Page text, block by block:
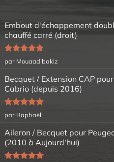
Embout d'échappement
chauffé carré (droit)
Note5sur
5
par Mouaad bakiz
Becquet / Extension CAP
Cabrio (depuis 2016)
Note5sur
5
par Raphaël
Aileron / Becquet pour
(2010 à Aujourd'hui)